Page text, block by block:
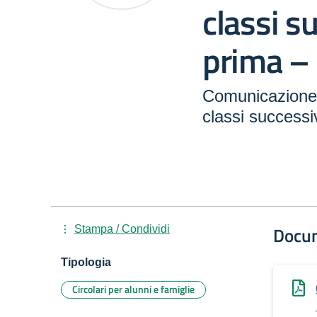
classi
prima
classi
Stampa / Condividi
Tipologia
Circolari per alunni e famiglie